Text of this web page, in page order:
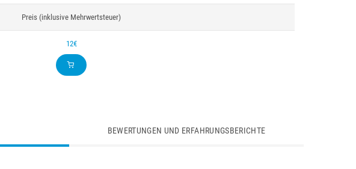
Preis (inklusive Mehrwertsteuer)
12€
BEWERTUNGEN UND ERFAHRUNGSBERICHTE